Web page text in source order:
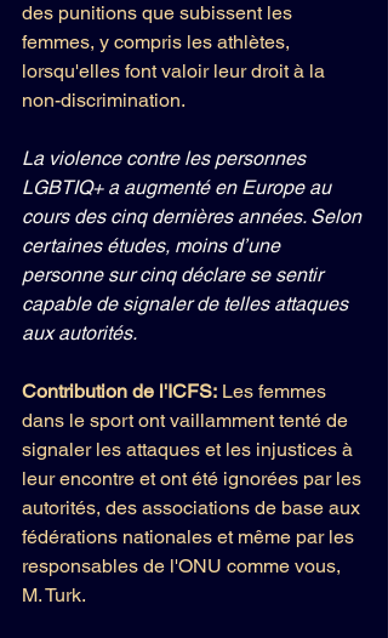
des punitions que subissent les
femmes, y compris les athlètes,
lorsqu'elles font valoir leur droit à la
non-discrimination.
La violence contre les personnes
LGBTIQ+ a augmenté en Europe au
cours des cinq dernières années. Selon
certaines études, moins d’une
personne sur cinq déclare se sentir
capable de signaler de telles attaques
aux autorités.
Contribution de l'ICFS: Les femmes
dans le sport ont vaillamment tenté de
signaler les attaques et les injustices à
leur encontre et ont été ignorées par les
autorités, des associations de base aux
fédérations nationales et même par les
responsables de l'ONU comme vous,
M. Turk.